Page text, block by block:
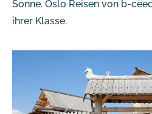
Sonne. Oslo Reisen von b-
ihrer Klasse.